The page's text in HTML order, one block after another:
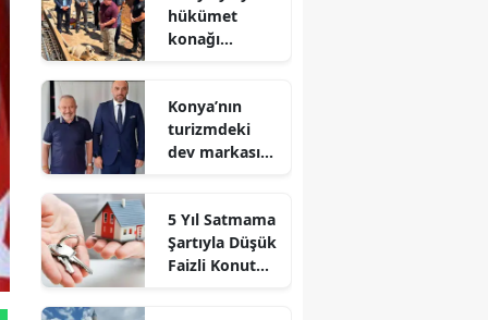
hükümet
konağı
Konya’nın
turizmdeki
dev markası
de zirveye
oynuyor
5 Yıl Satmama
Şartıyla Düşük
Faizli Konut